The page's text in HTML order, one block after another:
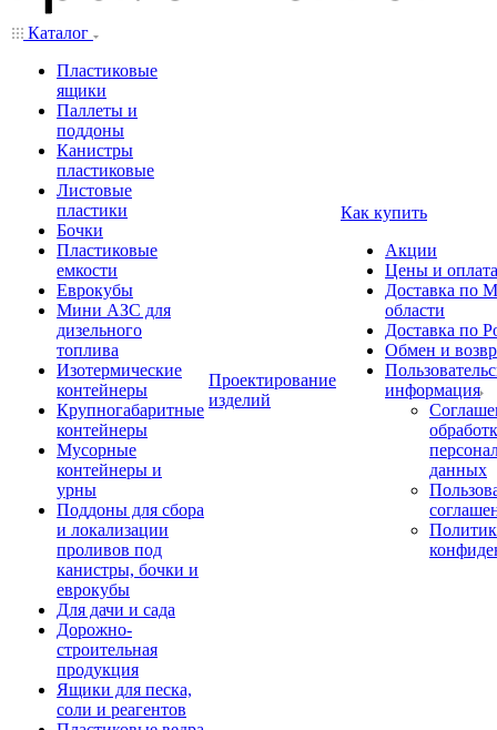
Каталог
Пластиковые
ящики
Паллеты и
поддоны
Канистры
пластиковые
Листовые
пластики
Бочки
Пластиковые
емкости
Еврокубы
Мини АЗС для
дизельного
топлива
Изотермические
контейнеры
Крупногабаритные
контейнеры
Мусорные
контейнеры и
урны
Поддоны для сбора
и локализации
проливов под
канистры, бочки и
еврокубы
Для дачи и сада
Дорожно-
строительная
продукция
Ящики для песка,
соли и реагентов
Проектирование
изделий
Как купить
Акции
Цены и оплата
Доставка по
области
Доставка по
Обмен и
информация
данных